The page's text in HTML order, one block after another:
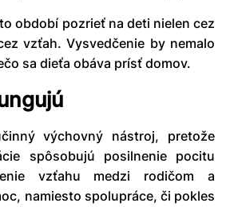
období pozrieť na deti nielen cez
vzťah. Vysvedčenie by nemalo
sa dieťa obáva prísť domov.
výchovný nástroj, pretože
spôsobujú posilnenie pocitu
vzťahu medzi rodičom a
namiesto spolupráce, či pokles